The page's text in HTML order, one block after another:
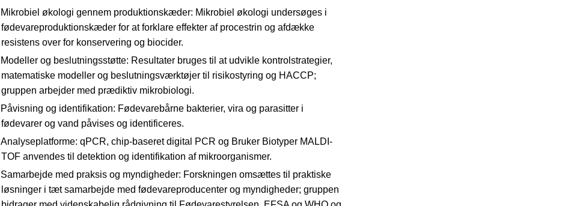
Mikrobiel økologi gennem produktionskæder: Mikrobiel økologi undersøges i
fødevareproduktionskæder for at forklare effekter af procestrin og afdække
resistens over for konservering og biocider.
Modeller og beslutningsstøtte: Resultater bruges til at udvikle kontrolstrategier,
matematiske modeller og beslutningsværktøjer til risikostyring og HACCP;
gruppen arbejder med prædiktiv mikrobiologi.
Påvisning og identifikation: Fødevarebårne bakterier, vira og parasitter i
fødevarer og vand påvises og identificeres.
Analyseplatforme: qPCR, chip-baseret digital PCR og Bruker Biotyper MALDI-
TOF anvendes til detektion og identifikation af mikroorganismer.
Samarbejde med praksis og myndigheder: Forskningen omsættes til praktiske
løsninger i tæt samarbejde med fødevareproducenter og myndigheder; gruppen